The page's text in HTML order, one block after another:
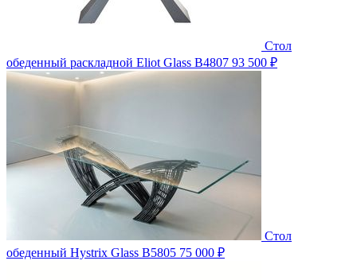
Стол
обеденный раскладной Eliot Glass B4807 93 500 ₽
Стол
обеденный Hystrix Glass B5805 75 000 ₽